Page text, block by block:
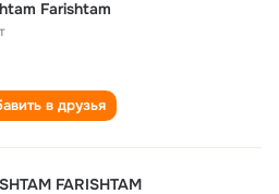
Farishtam
в друзья
FARISHTAM